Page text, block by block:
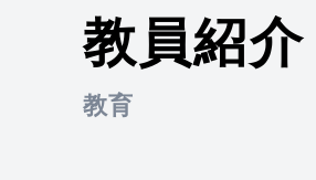
教員紹介
教育